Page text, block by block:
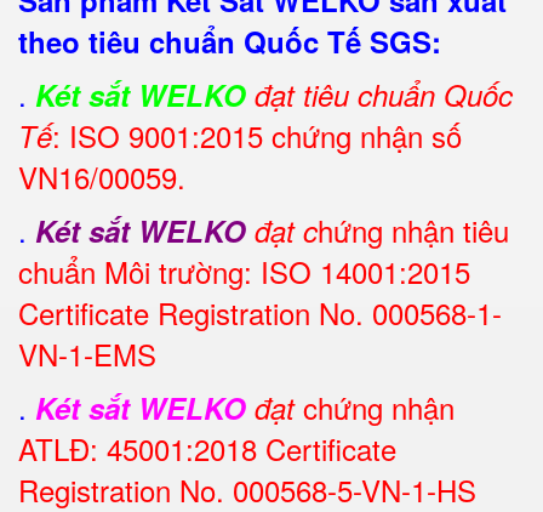
theo tiêu chuẩn Quốc Tế SGS:
. Két sắt WELKO đạt tiêu chuẩn Quốc
Tế: ISO 9001:2015 chứng nhận số
VN16/00059.
. Két sắt WELKO đạt chứng nhận tiêu
chuẩn Môi trường: ISO 14001:2015
Certificate Registration No. 000568-1-
VN-1-EMS
. Két sắt WELKO đạtchứng nhận
ATLĐ: 45001:2018 Certificate
Registration No. 000568-5-VN-1-HS